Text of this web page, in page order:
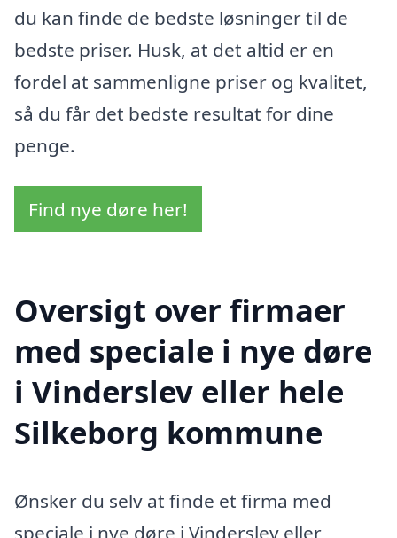
du kan finde de bedste løsninger til de
bedste priser. Husk, at det altid er en
fordel at sammenligne priser og kvalitet,
så du får det bedste resultat for dine
penge.
Find nye døre her!
Oversigt over firmaer
med speciale i nye døre
i Vinderslev eller hele
Silkeborg kommune
Ønsker du selv at finde et firma med